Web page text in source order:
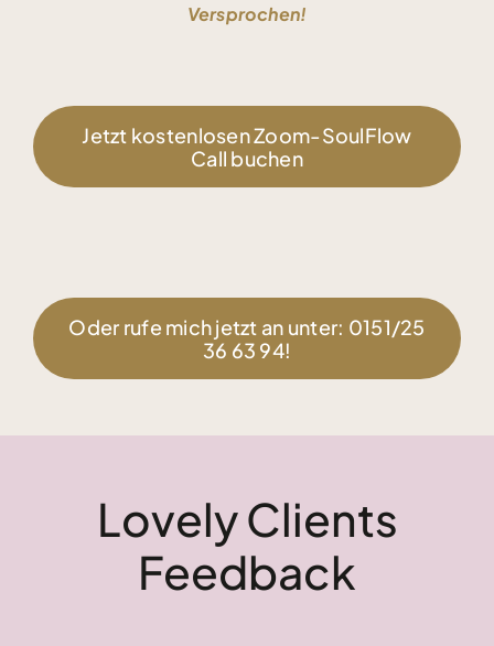
Versprochen!
Jetzt kostenlosen Zoom-SoulFlow
Call buchen
Oder rufe mich jetzt an unter: 0151/25
36 63 94!
Lovely Clients
Feedback